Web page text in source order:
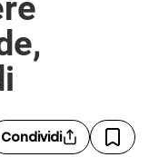
Condividi